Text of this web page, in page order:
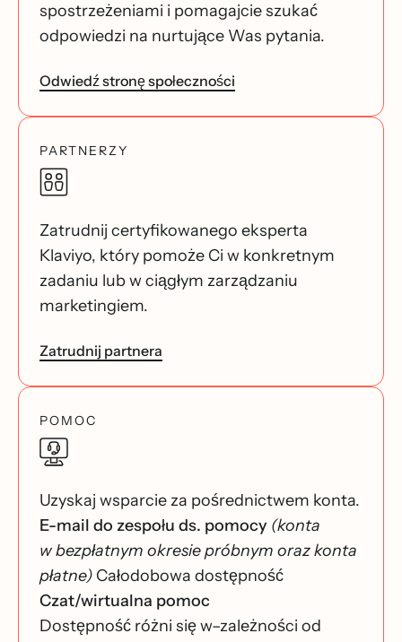
spostrzeżeniami i pomagajcie szukać
odpowiedzi na nurtujące Was pytania.
Odwiedź stronę społeczności
PARTNERZY
Zatrudnij certyfikowanego eksperta
Klaviyo, który pomoże Ci w konkretnym
zadaniu lub w ciągłym zarządzaniu
marketingiem.
Zatrudnij partnera
POMOC
Uzyskaj wsparcie za pośrednictwem konta.
E-mail do zespołu ds. pomocy (konta
w bezpłatnym okresie próbnym oraz konta
płatne) Całodobowa dostępność
Czat/wirtualna pomoc
Dostępność różni się w–zależności od